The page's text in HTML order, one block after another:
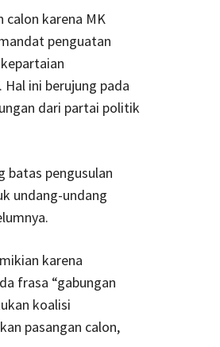
calon karena MK
penguatan
ini berujung pada
dari partai politik
batas pengusulan
undang-undang
karena
frasa “gabungan
koalisi
pasangan calon,